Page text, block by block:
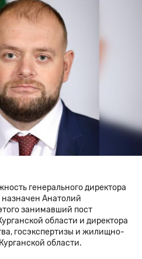
генерального директора
Анатолий
занимавший пост
области и директора
госэкспертизы и жилищно-
области.